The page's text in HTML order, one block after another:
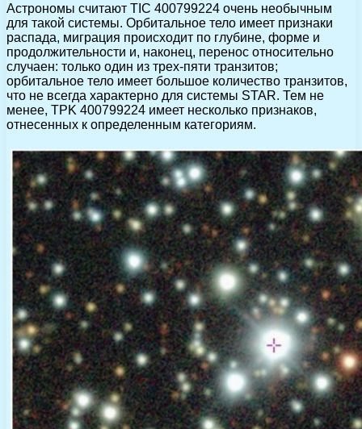
Астрономы считают TIC 400799224 очень необычным
для такой системы. Орбитальное тело имеет признаки
распада, миграция происходит по глубине, форме и
продолжительности и, наконец, перенос относительно
случаен: только один из трех-пяти транзитов;
орбитальное тело имеет большое количество транзитов,
что не всегда характерно для системы STAR. Тем не
менее, TPK 400799224 имеет несколько признаков,
отнесенных к определенным категориям.